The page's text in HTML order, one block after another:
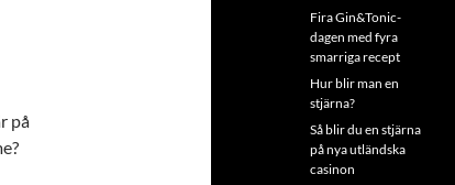
på
Fira Gin&Tonic-
dagen med fyra
smarriga recept
Hur blir man en
stjärna?
Så blir du en stjärna
på nya utländska
casinon